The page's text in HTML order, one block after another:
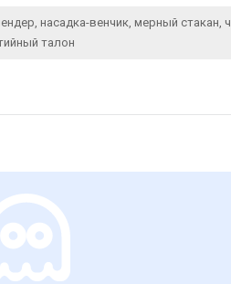
насадка-венчик, мерный
талон